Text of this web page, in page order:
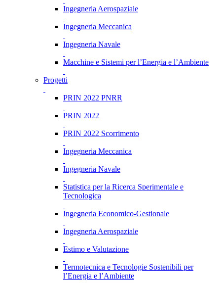
Ingegneria Aerospaziale
Ingegneria Meccanica
Ingegneria Navale
Macchine e Sistemi per l’Energia e l’Ambiente
Progetti
PRIN 2022 PNRR
PRIN 2022
PRIN 2022 Scorrimento
Ingegneria Meccanica
Ingegneria Navale
Statistica per la Ricerca Sperimentale e
Tecnologica
Ingegneria Economico-Gestionale
Ingegneria Aerospaziale
Estimo e Valutazione
Termotecnica e Tecnologie Sostenibili per
l’Energia e l’Ambiente